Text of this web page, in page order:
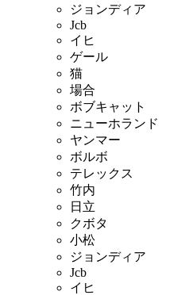
ジョンディア
Jcb
イヒ
ゲール
猫
場合
ボブキャット
ニューホランド
ヤンマー
ボルボ
テレックス
竹内
日立
クボタ
小松
ジョンディア
Jcb
イヒ